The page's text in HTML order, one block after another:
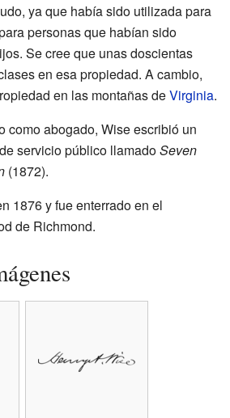
ya que había sido utilizada para
personas que habían sido
Se cree que unas doscientas
en esa propiedad. A cambio,
en las montañas deVirginia.
como abogado, Wise escribió un
servicio público llamadoSeven
(1872).
1876 y fue enterrado en el
de Richmond.